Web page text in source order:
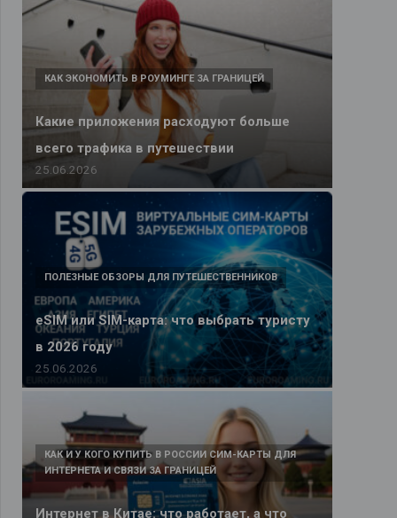
Какие приложения расходуют больше
всего трафика в путешествии
КАК ЭКОНОМИТЬ В РОУМИНГЕ ЗА ГРАНИЦЕЙ
25.06.2026
eSIM или SIM-карта: что выбрать туристу
в 2026 году
ПОЛЕЗНЫЕ ОБЗОРЫ ДЛЯ ПУТЕШЕСТВЕННИКОВ
25.06.2026
Интернет в Китае: что работает, а что
КАК И У КОГО КУПИТЬ В РОССИИ СИМ-КАРТЫ ДЛЯ
ИНТЕРНЕТА И СВЯЗИ ЗА ГРАНИЦЕЙ